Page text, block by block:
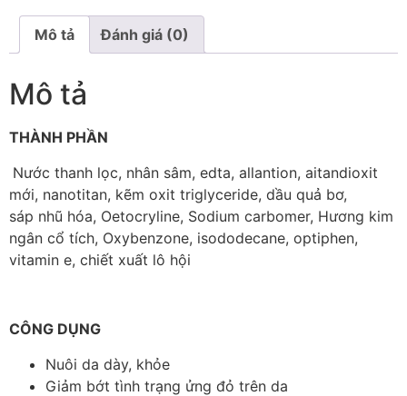
Mô tả Đánh giá (0)
Mô tả
THÀNH PHẦN
Nước thanh lọc, nhân sâm, edta, allantion, aitandioxit
mới, nanotitan, kẽm oxit triglyceride, dầu quả bơ,
sáp nhũ hóa, Oetocryline, Sodium carbomer, Hương kim
ngân cổ tích, Oxybenzone, isododecane, optiphen,
vitamin e, chiết xuất lô hội
CÔNG DỤNG
Nuôi da dày, khỏe
Giảm bớt tình trạng ửng đỏ trên da